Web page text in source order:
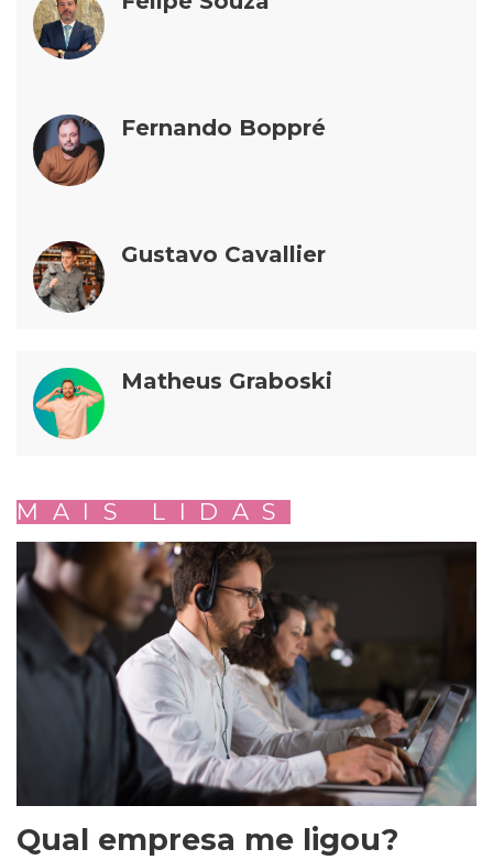
Fernando Boppré
Gustavo Cavallier
Matheus Graboski
MAIS LIDAS
Qual empresa me ligou?